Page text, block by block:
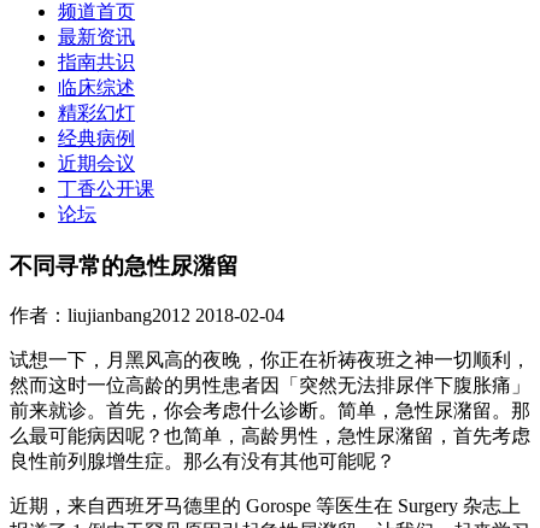
频道首页
最新资讯
指南共识
临床综述
精彩幻灯
经典病例
近期会议
丁香公开课
论坛
不同寻常的急性尿潴留
作者：liujianbang2012 2018-02-04
试想一下，月黑风高的夜晚，你正在祈祷夜班之神一切顺利，
然而这时一位高龄的男性患者因「突然无法排尿伴下腹胀痛」
前来就诊。首先，你会考虑什么诊断。简单，急性尿潴留。那
么最可能病因呢？也简单，高龄男性，急性尿潴留，首先考虑
良性前列腺增生症。那么有没有其他可能呢？
近期，来自西班牙马德里的 Gorospe 等医生在 Surgery 杂志上